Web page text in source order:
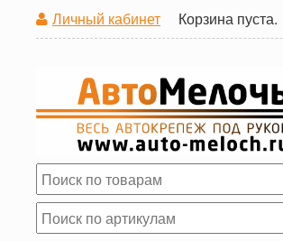
Личный кабинет Корзина пуста.
Форма поиска
Поиск